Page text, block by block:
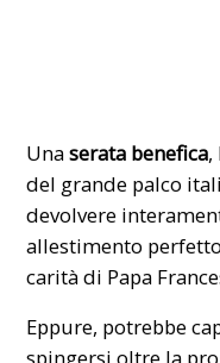
Unaserata benefica,
del grande palco
devolvere
allestimento
carità di Papa
Eppure, potrebbe